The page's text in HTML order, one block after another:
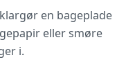
en bageplade
eller smøre
i.